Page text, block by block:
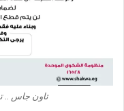
تاون جاس ..